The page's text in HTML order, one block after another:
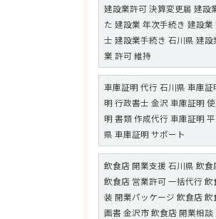
建設業許可 決算変更届 建設
た 建設業 年次手続き 建設
士 建設業手続き 石川県 建
業 許可 維持
車庫証明 代行 石川県 車庫
明 行政書士 金沢 車庫証明
明 書類 作成代行 車庫証明
県 車庫証明 サポート
飲食店 開業支援 石川県 飲食
飲食店 営業許可 一括代行 飲
装 開業パッケージ 飲食店
画書 金沢市 飲食店 開業相談